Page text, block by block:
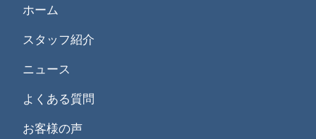
ホーム
スタッフ紹介
ニュース
よくある質問
お客様の声